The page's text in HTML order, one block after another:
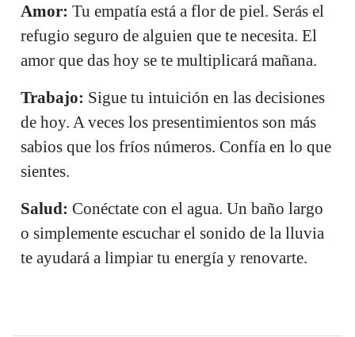
Amor: Tu empatía está a flor de piel. Serás el
refugio seguro de alguien que te necesita. El
amor que das hoy se te multiplicará mañana.
Trabajo: Sigue tu intuición en las decisiones
de hoy. A veces los presentimientos son más
sabios que los fríos números. Confía en lo que
sientes.
Salud: Conéctate con el agua. Un baño largo
o simplemente escuchar el sonido de la lluvia
te ayudará a limpiar tu energía y renovarte.